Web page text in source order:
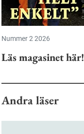
Nummer 2 2026
Läs magasinet här!
Andra läser